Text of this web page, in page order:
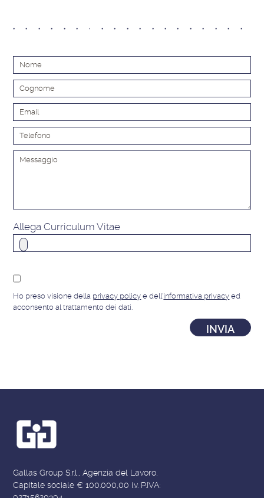
Allega Curriculum Vitae
Ho preso visione della privacy policy e dell'informativa privacy ed
acconsento al trattamento dei dati.
Gallas Group S.r.l., Agenzia del Lavoro.
Capitale sociale € 100.000,00 i.v. P.IVA: